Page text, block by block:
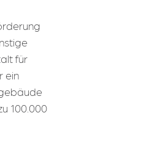
für
ein
100.000